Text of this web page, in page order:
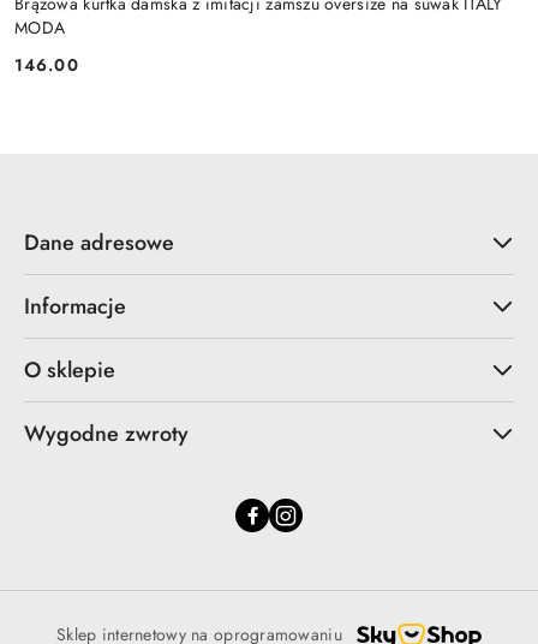
MODA
Cena:
146.00
Dane adresowe
Informacje
O sklepie
Wygodne zwroty
Sklep internetowy na oprogramowaniu